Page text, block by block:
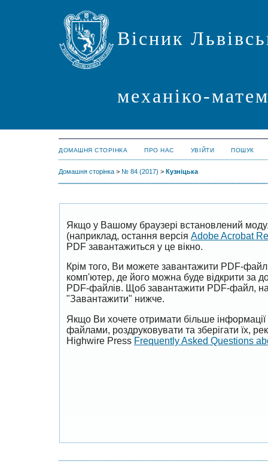
Вісник
механіко-
ДОМАШНЯ СТОРІНКА ПРО НАС УВІЙТИ ПОШУК
Домашня сторінка > № 84 (2017) > Кузніцька
Якщо у Вашому браузері встановлений
(наприклад, остання версія Adobe Acrobat
PDF завантажиться у це вікно.
Крім того, Ви можете завантажити PDF-
комп'ютер, де його можна буде відкрити за
PDF-файлів. Щоб завантажити PDF-файл,
"Завантажити" нижче.
Якщо Ви хочете отримати більше
файлами, роздруковувати та зберігати їх,
Highwire Press Frequently Asked Questions